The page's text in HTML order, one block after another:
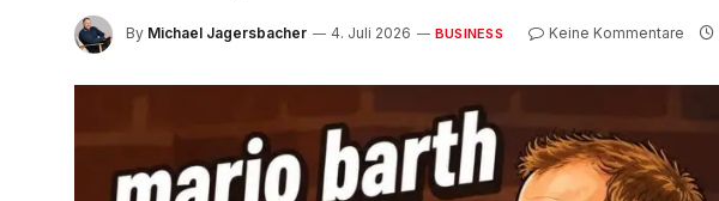
By Michael Jagersbacher 4. Juli 2026 BUSINESS Keine Kommentare